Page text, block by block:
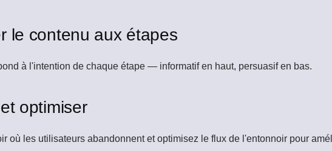
le contenu aux étapes
à l'intention de chaque étape — informatif en haut, persuasif en bas.
optimiser
où les utilisateurs abandonnent et optimisez le flux de l'entonnoir pour